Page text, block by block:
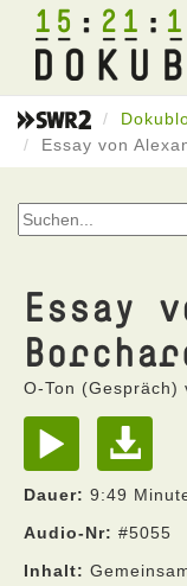
15 21
Essay von
Essay
O-Ton (Gespräch)
Dauer: 9:49
Audio-Nr: #5055
Inhalt: